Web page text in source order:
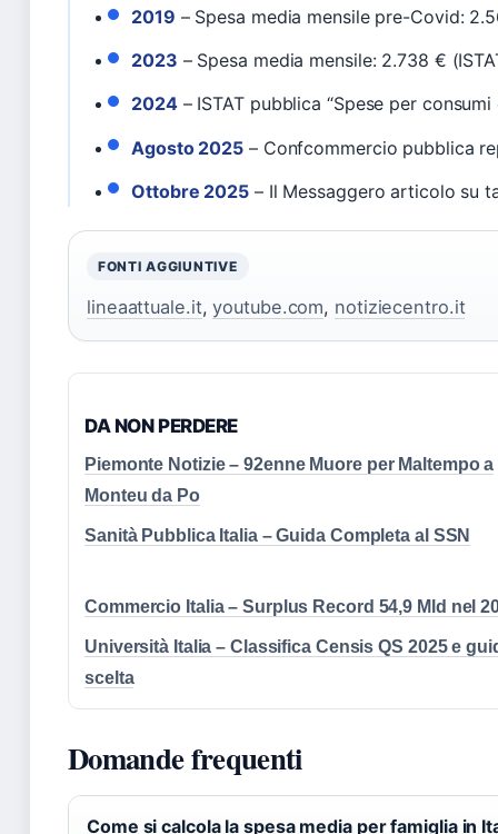
2019 – Spesa media mensile pre-Covid:
2023 – Spesa media mensile: 2.738 €
2024– ISTAT pubblica “Spese per
Agosto 2025 – Confcommercio pubblica
Ottobre 2025 – Il Messaggero articolo su
FONTI AGGIUNTIVE
lineaattuale.it,youtube.com, notiziecentro.it
DA NON PERDERE
Piemonte Notizie – 92enne Muore per Maltempo a
Monteu da Po
Sanità Pubblica Italia – Guida Completa al SSN
Commercio Italia – Surplus Record 54,9 Mld nel
Università Italia – Classifica Censis QS 2025 e
scelta
Domande frequenti
Come si calcola la spesa media per famiglia in